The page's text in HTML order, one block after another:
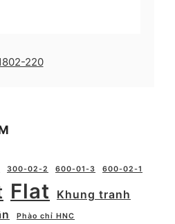
220
300-02-2 600-01-3 600-02-1
Flat
Khung tranh
Phào chỉ HNC